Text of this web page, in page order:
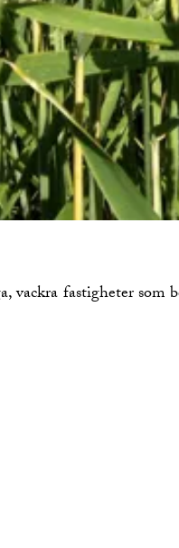
fastigheter som